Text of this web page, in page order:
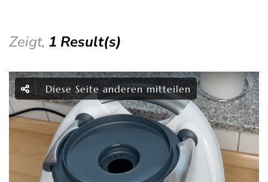
Zeigt, 1 Result(s)
Diese Seite anderen mitteilen